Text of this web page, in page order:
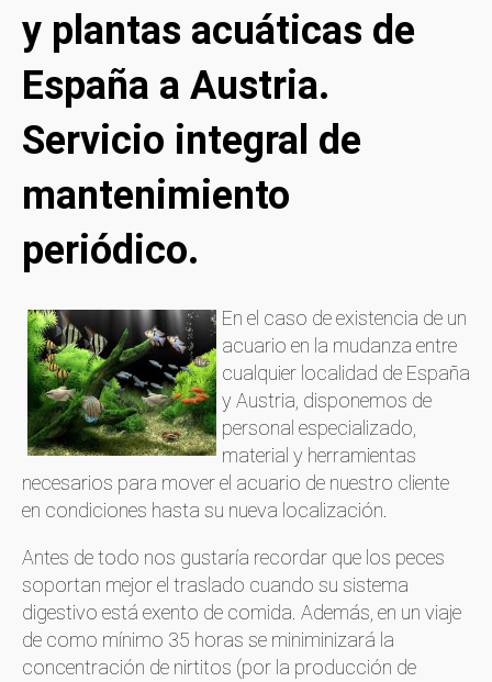
y plantas acuáticas de
España a Austria.
Servicio integral de
mantenimiento
periódico.
En el caso de existencia de un
acuario en la mudanza entre
cualquier localidad de España
y Austria, disponemos de
personal especializado,
material y herramientas
necesarios para mover el acuario de nuestro cliente
en condiciones hasta su nueva localización.
Antes de todo nos gustaría recordar que los peces
soportan mejor el traslado cuando su sistema
digestivo está exento de comida. Además, en un viaje
de como mínimo 35 horas se miniminizará la
concentración de nirtitos (por la producción de